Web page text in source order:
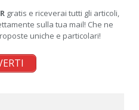
gratis e riceverai tutti gli articoli,
sulla tua mail! Che ne
uniche e particolari!